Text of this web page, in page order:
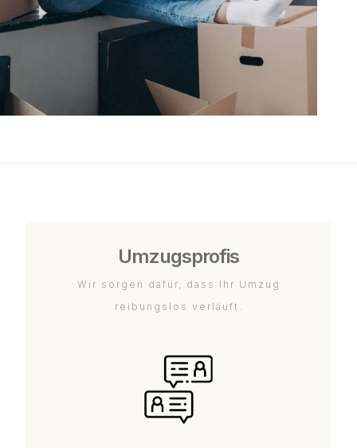
Umzugsprofis
Wir sorgen dafür, dass Ihr Umzug
reibungslos verläuft.